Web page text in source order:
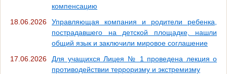
компенсацию
18.06.2026
Управляющая компания и родители ребенка,
пострадавшего на детской площадке, нашли
общий язык и заключили мировое соглашение
17.06.2026
Для учащихся Лицея № 1 проведена лекция о
противодействии терроризму и экстремизму